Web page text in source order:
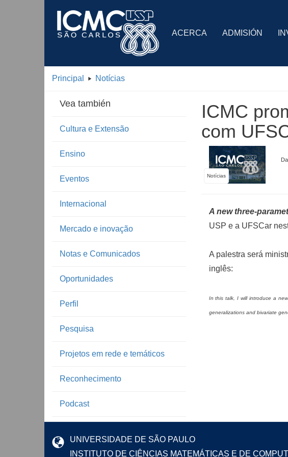
ACERCA ADMISIÓN
Principal Notícias
Vea también
Cultura e Extensão
Ensino
Eventos
Internacional
Mercado e inovação
Notas e Comunicados
Oportunidades
Perfil
Pesquisa
Projetos em rede e temáticos
Reconhecimento
Podcast
ICMC
com
Notícias
A new three-
USP e a UFSCar
A palestra será
inglês:
In this talk, I will introduce a
generalizations and bivariate
UNIVERSIDADE DE SÃO PAULO
INSTITUTO DE CIÊNCIAS MATEMÁTICAS E DE